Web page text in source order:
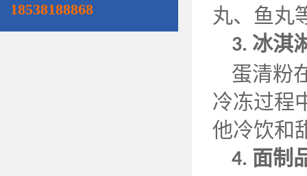
18538188868
丸、鱼丸
3. 冰淇
蛋清粉
冷冻过程
他冷饮和
4. 面制